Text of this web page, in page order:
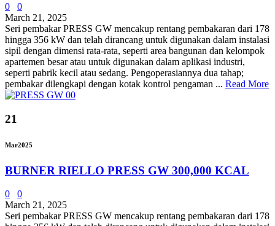
0
0
March 21, 2025
Seri pembakar PRESS GW mencakup rentang pembakaran dari 178
hingga 356 kW dan telah dirancang untuk digunakan dalam instalasi
sipil dengan dimensi rata-rata, seperti area bangunan dan kelompok
apartemen besar atau untuk digunakan dalam aplikasi industri,
seperti pabrik kecil atau sedang. Pengoperasiannya dua tahap;
pembakar dilengkapi dengan kotak kontrol pengaman ... Read More
21
Mar2025
BURNER RIELLO PRESS GW 300,000 KCAL
0
0
March 21, 2025
Seri pembakar PRESS GW mencakup rentang pembakaran dari 178